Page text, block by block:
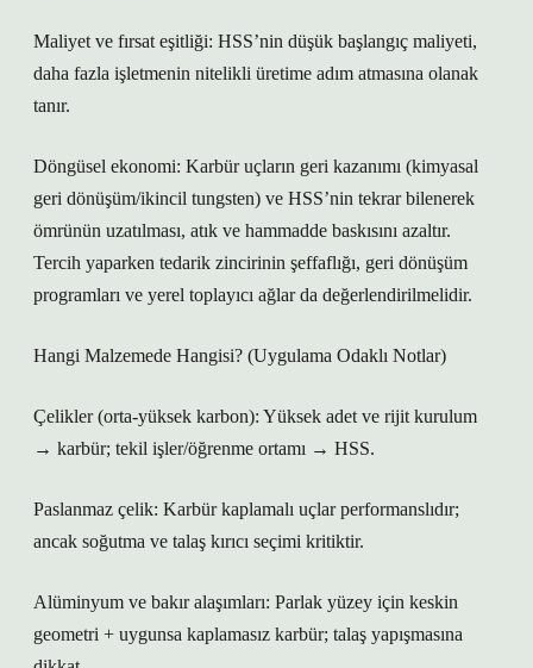
Maliyet ve fırsat eşitliği: HSS’nin düşük başlangıç maliyeti,
daha fazla işletmenin nitelikli üretime adım atmasına olanak
tanır.
Döngüsel ekonomi: Karbür uçların geri kazanımı (kimyasal
geri dönüşüm/ikincil tungsten) ve HSS’nin tekrar bilenerek
ömrünün uzatılması, atık ve hammadde baskısını azaltır.
Tercih yaparken tedarik zincirinin şeffaflığı, geri dönüşüm
programları ve yerel toplayıcı ağlar da değerlendirilmelidir.
Hangi Malzemede Hangisi? (Uygulama Odaklı Notlar)
Çelikler (orta-yüksek karbon): Yüksek adet ve rijit kurulum
→ karbür; tekil işler/öğrenme ortamı → HSS.
Paslanmaz çelik: Karbür kaplamalı uçlar performanslıdır;
ancak soğutma ve talaş kırıcı seçimi kritiktir.
Alüminyum ve bakır alaşımları: Parlak yüzey için keskin
geometri + uygunsa kaplamasız karbür; talaş yapışmasına